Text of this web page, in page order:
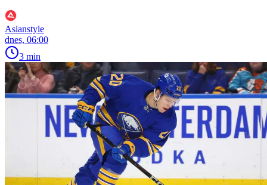
Asianstyle
dnes, 06:00
3 min